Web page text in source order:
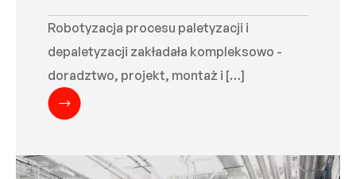
Robotyzacja procesu paletyzacji i
depaletyzacji zakładała kompleksowo -
doradztwo, projekt, montaż i […]